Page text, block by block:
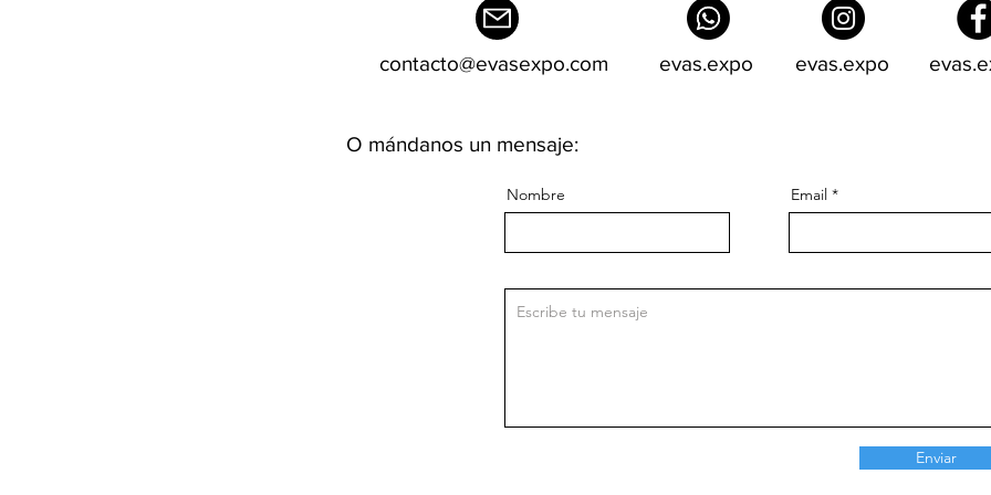
contacto@evasexpo.com evas.expo evas.expo
Nombre Email
Enviar
O mándanos un mensaje: